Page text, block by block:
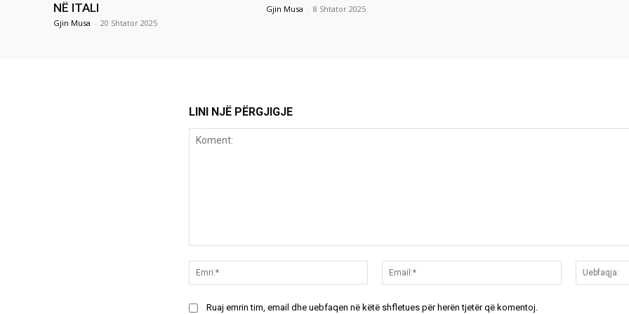
NË ITALI
Gjin Musa - 20 Shtator 2025
Gjin Musa - 8 Shtator 2025
LINI NJË PËRGJIGJE
Emri:*
Email:*
Ruaj emrin tim, email dhe uebfaqen në këtë shfletues për herën tjetër që komentoj.